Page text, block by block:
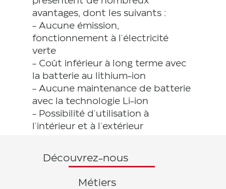
avantages, dont les suivants :
- Aucune émission,
fonctionnement à l'électricité
verte
- Coût inférieur à long terme avec
la batterie au lithium-ion
- Aucune maintenance de batterie
avec la technologie Li-ion
- Possibilité d'utilisation à
l'intérieur et à l'extérieur
Métiers
Découvrez-nous